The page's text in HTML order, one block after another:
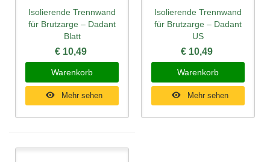
Isolierende Trennwand
für Brutzarge – Dadant
Blatt
€ 10,49
Warenkorb
Mehr sehen
Isolierende Trennwand
für Brutzarge – Dadant
US
€ 10,49
Warenkorb
Mehr sehen